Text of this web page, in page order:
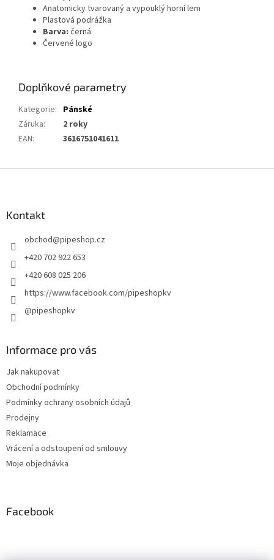
Anatomicky tvarovaný a vypouklý horní lem
Plastová podrážka
Barva: černá
Červené logo
Doplňkové parametry
Kategorie: Pánské
Záruka:
2 roky
EAN: 3616751041611
Kontakt
obchod@pipeshop.cz
+420 702 922 653
+420 608 025 206
https://www.facebook.com/pipeshopkv
@pipeshopkv
Informace pro vás
Jak nakupovat
Obchodní podmínky
Podmínky ochrany osobních údajů
Prodejny
Reklamace
Vrácení a odstoupení od smlouvy
Moje objednávka
Facebook